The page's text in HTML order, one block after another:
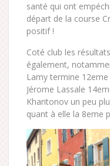
santé qui ont
départ de la course
positif !
Coté club les
également,
Lamy termine
Jérome Lassale
Kharitonov un peu
quant à elle la 8eme